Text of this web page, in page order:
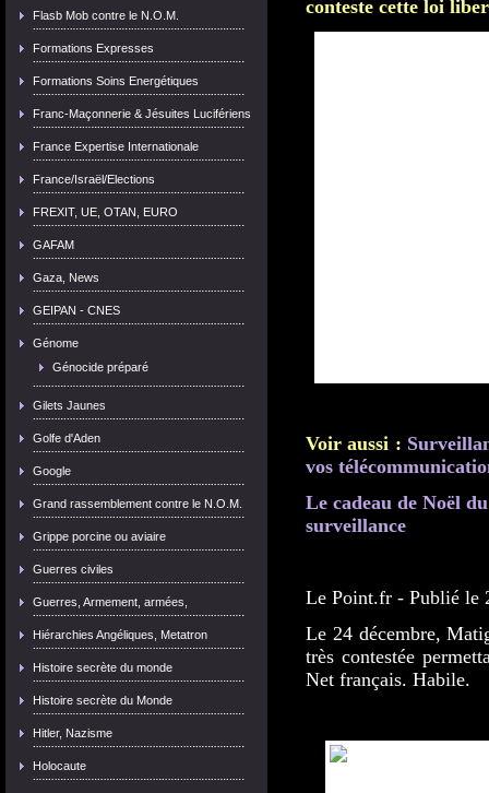
Flasb Mob contre le N.O.M.
Formations Expresses
Formations Soins Energétiques
Franc-Maçonnerie & Jésuites Lucifériens
France Expertise Internationale
France/Israël/Elections
FREXIT, UE, OTAN, EURO
GAFAM
Gaza, News
GEIPAN - CNES
Génome
Génocide préparé
Gilets Jaunes
Golfe d'Aden
Google
Grand rassemblement contre le N.O.M.
Grippe porcine ou aviaire
Guerres civiles
Guerres, Armement, armées,
Hiérarchies Angéliques, Metatron
Histoire secrète du monde
Histoire secrète du Monde
Hitler, Nazisme
Holocaute
conteste cette loi
Voir aussi :
vos
Le cadeau de Noël
surveillance
Le Point.fr - Publié le
Le 24 décembre,
très contestée
Net français. Habile.